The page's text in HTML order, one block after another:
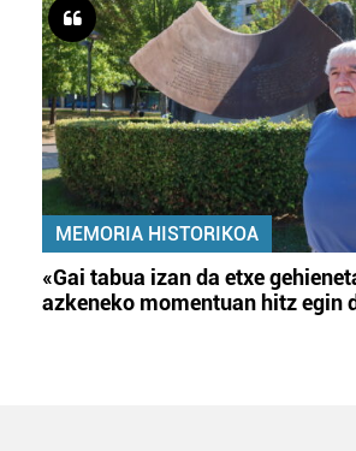
MEMORIA HISTORIKOA
«Gai tabua izan da etxe
azkeneko momentuan hitz egin